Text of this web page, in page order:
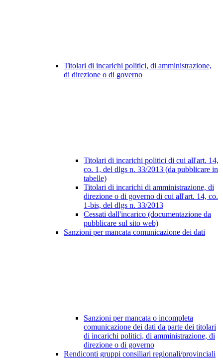
Titolari di incarichi politici, di amministrazione,
di direzione o di governo
Titolari di incarichi politici di cui all'art. 14,
co. 1, del dlgs n. 33/2013 (da pubblicare in
tabelle)
Titolari di incarichi di amministrazione, di
direzione o di governo di cui all'art. 14, co.
1-bis, del dlgs n. 33/2013
Cessati dall'incarico (documentazione da
pubblicare sul sito web)
Sanzioni per mancata comunicazione dei dati
Sanzioni per mancata o incompleta
comunicazione dei dati da parte dei titolari
di incarichi politici, di amministrazione, di
direzione o di governo
Rendiconti gruppi consiliari regionali/provinciali